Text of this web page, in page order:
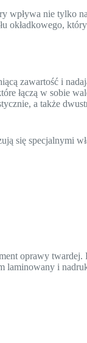
nie tylko
okładkowego,
zawartość i
łączą w sobie
a także
się specjalnymi
oprawy
laminowany i